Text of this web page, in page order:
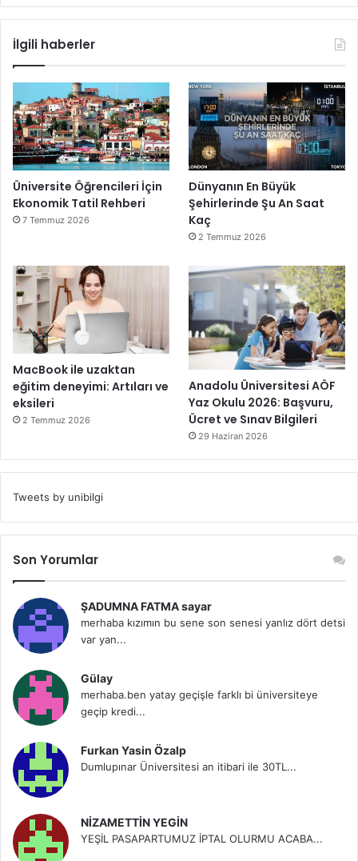
İlgili haberler
Üniversite Öğrencileri İçin
Ekonomik Tatil Rehberi
7 Temmuz 2026
Dünyanın En Büyük
Şehirlerinde Şu An Saat
Kaç
2 Temmuz 2026
MacBook ile uzaktan
eğitim deneyimi: Artıları ve
eksileri
2 Temmuz 2026
Anadolu Üniversitesi AÖF
Yaz Okulu 2026: Başvuru,
Ücret ve Sınav Bilgileri
29 Haziran 2026
Tweets by unibilgi
Son Yorumlar
ŞADUMNA FATMA sayar
merhaba kızımın bu sene son senesi yanlız dört detsi
var yan...
Gülay
merhaba.ben yatay geçişle farklı bi üniversiteye
geçip kredi...
Furkan Yasin Özalp
Dumlupınar Üniversitesi an itibari ile 30TL...
NİZAMETTİN YEGİN
YEŞİL PASAPARTUMUZ İPTAL OLURMU ACABA...